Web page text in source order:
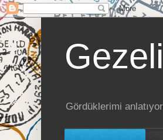
Gördüklerimi